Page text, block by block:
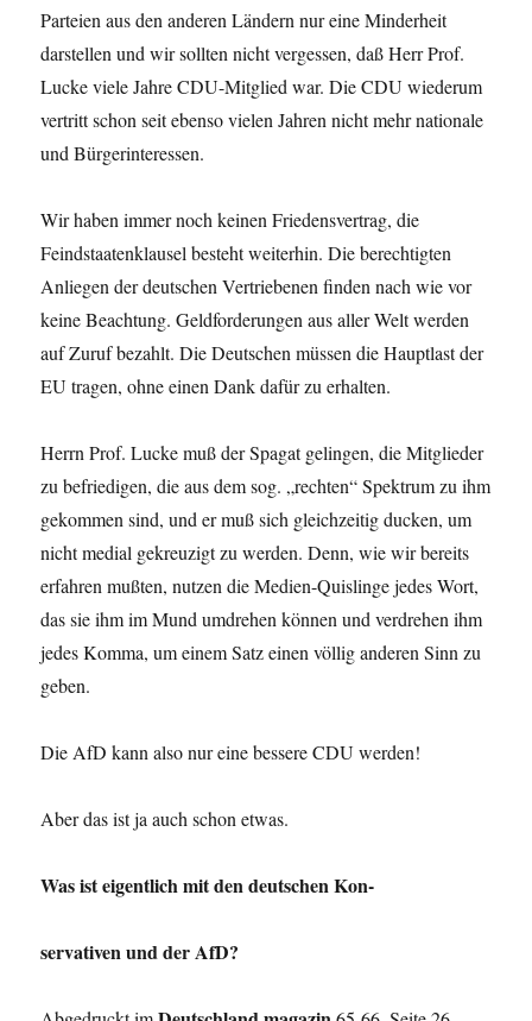
Parteien aus den anderen Ländern nur eine Minderheit
darstellen und wir sollten nicht vergessen, daß Herr Prof.
Lucke viele Jahre CDU-Mitglied war. Die CDU wiederum
vertritt schon seit ebenso vielen Jahren nicht mehr nationale
und Bürgerinteressen.
Wir haben immer noch keinen Friedensvertrag, die
Feindstaatenklausel besteht weiterhin. Die berechtigten
Anliegen der deutschen Vertriebenen finden nach wie vor
keine Beachtung. Geldforderungen aus aller Welt werden
auf Zuruf bezahlt. Die Deutschen müssen die Hauptlast der
EU tragen, ohne einen Dank dafür zu erhalten.
Herrn Prof. Lucke muß der Spagat gelingen, die Mitglieder
zu befriedigen, die aus dem sog. „rechten“ Spektrum zu ihm
gekommen sind, und er muß sich gleichzeitig ducken, um
nicht medial gekreuzigt zu werden. Denn, wie wir bereits
erfahren mußten, nutzen die Medien-Quislinge jedes Wort,
das sie ihm im Mund umdrehen können und verdrehen ihm
jedes Komma, um einem Satz einen völlig anderen Sinn zu
geben.
Die AfD kann also nur eine bessere CDU werden!
Aber das ist ja auch schon etwas.
Was ist eigentlich mit den deutschen Kon-
servativen und der AfD?